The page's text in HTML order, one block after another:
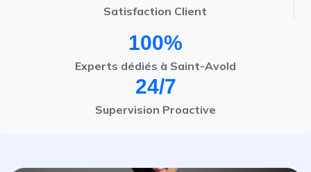
Satisfaction Client
100%
Experts dédiés à Saint-Avold
24/7
Supervision Proactive